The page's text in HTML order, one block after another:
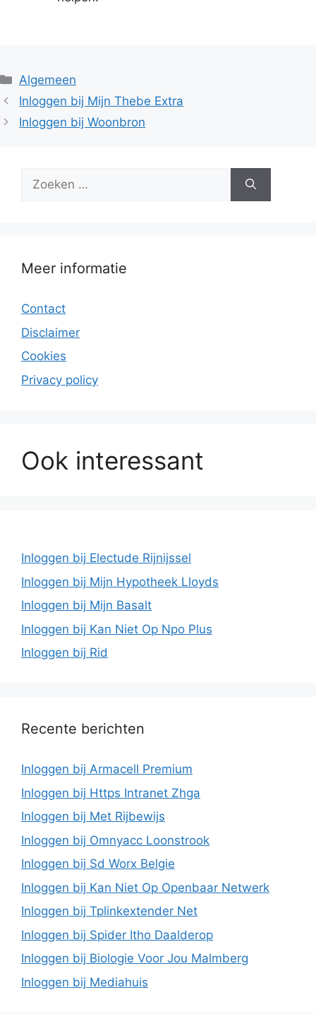
Categorieën
Algemeen
Inloggen bij Mijn Thebe Extra
Inloggen bij Woonbron
Zoek
Meer informatie
Contact
Disclaimer
Cookies
Privacy policy
Ook interessant
Inloggen bij Electude Rijnijssel
Inloggen bij Mijn Hypotheek Lloyds
Inloggen bij Mijn Basalt
Inloggen bij Kan Niet Op Npo Plus
Inloggen bij Rid
Recente berichten
Inloggen bij Armacell Premium
Inloggen bij Https Intranet Zhga
Inloggen bij Met Rijbewijs
Inloggen bij Omnyacc Loonstrook
Inloggen bij Sd Worx Belgie
Inloggen bij Kan Niet Op Openbaar Netwerk
Inloggen bij Tplinkextender Net
Inloggen bij Spider Itho Daalderop
Inloggen bij Biologie Voor Jou Malmberg
Inloggen bij Mediahuis